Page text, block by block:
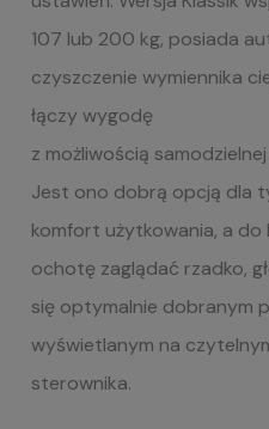
107 lub 200 kg, posiada
czyszczenie wymiennika
łączy wygodę
z możliwością
Jest ono dobrą opcją dla
komfort użytkowania, a do
ochotę zaglądać rzadko,
się optymalnie dobranym
wyświetlanym na
sterownika.